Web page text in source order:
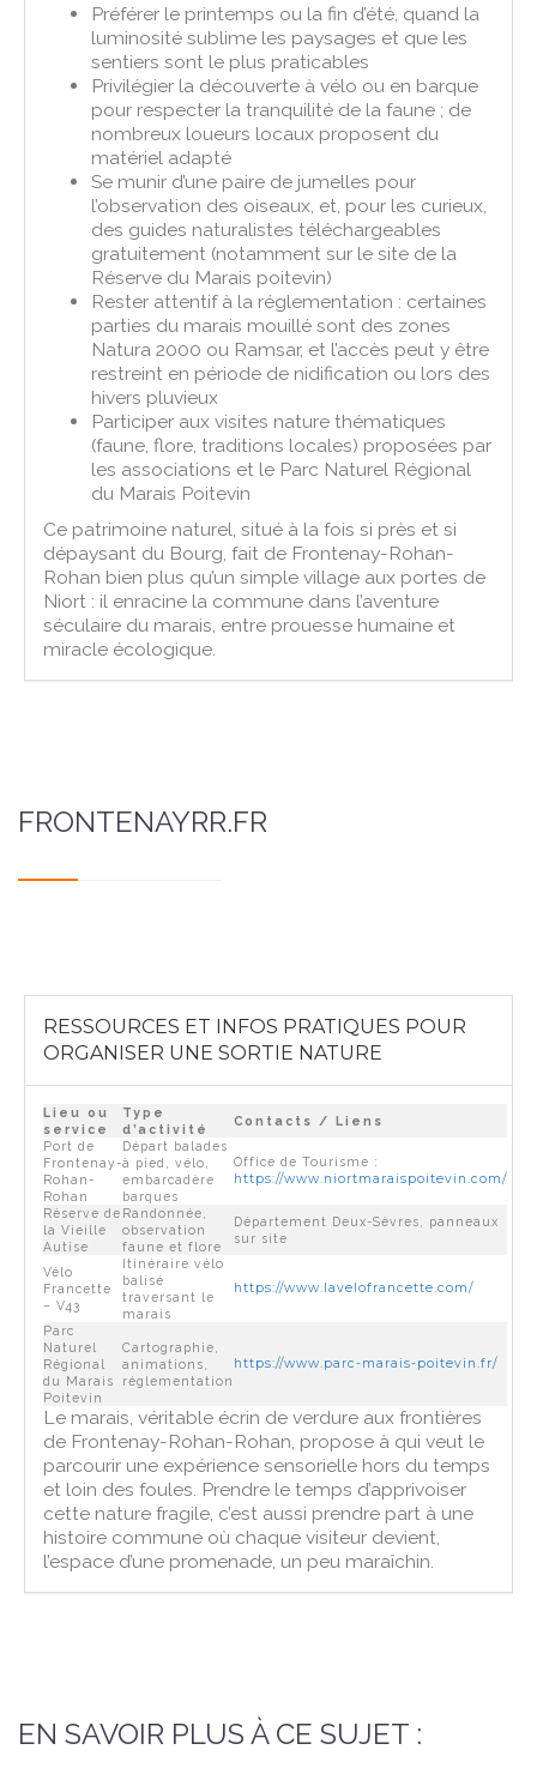
Préférer le printemps ou la fin d’été, quand la
luminosité sublime les paysages et que les
sentiers sont le plus praticables
Privilégier la découverte à vélo ou en barque
pour respecter la tranquilité de la faune ; de
nombreux loueurs locaux proposent du
matériel adapté
Se munir d’une paire de jumelles pour
l’observation des oiseaux, et, pour les curieux,
des guides naturalistes téléchargeables
gratuitement (notamment sur le site de la
Réserve du Marais poitevin)
Rester attentif à la réglementation : certaines
parties du marais mouillé sont des zones
Natura 2000 ou Ramsar, et l’accès peut y être
restreint en période de nidification ou lors des
hivers pluvieux
Participer aux visites nature thématiques
(faune, flore, traditions locales) proposées par
les associations et le Parc Naturel Régional
du Marais Poitevin
Ce patrimoine naturel, situé à la fois si près et si
dépaysant du Bourg, fait de Frontenay-Rohan-
Rohan bien plus qu’un simple village aux portes de
Niort : il enracine la commune dans l’aventure
séculaire du marais, entre prouesse humaine et
miracle écologique.
FRONTENAYRR.FR
RESSOURCES ET INFOS PRATIQUES POUR
ORGANISER UNE SORTIE NATURE
Lieu ou
service
Type
d’activité
Contacts / Liens
Port de
Frontenay-
Rohan-
Rohan
Départ balades
à pied, vélo,
embarcadère
barques
Office de Tourisme :
https://www.niortmaraispoitevin.com/
Réserve de
la Vieille
Autise
Randonnée,
observation
faune et flore
Département Deux-Sèvres, panneaux
sur site
Vélo
Francette
– V43
Itinéraire vélo
balisé
traversant le
marais
https://www.lavelofrancette.com/
Parc
Naturel
Régional
du Marais
Poitevin
Cartographie,
animations,
réglementation
https://www.parc-marais-poitevin.fr/
Le marais, véritable écrin de verdure aux frontières
de Frontenay-Rohan-Rohan, propose à qui veut le
parcourir une expérience sensorielle hors du temps
et loin des foules. Prendre le temps d’apprivoiser
cette nature fragile, c’est aussi prendre part à une
histoire commune où chaque visiteur devient,
l’espace d’une promenade, un peu maraîchin.
EN SAVOIR PLUS À CE SUJET :